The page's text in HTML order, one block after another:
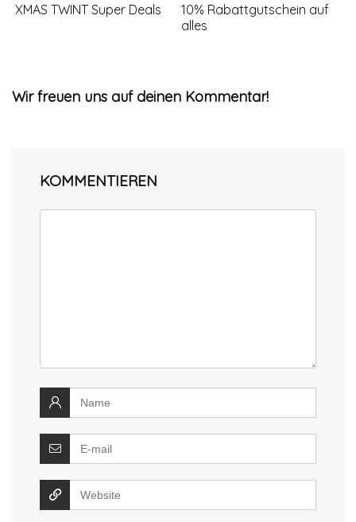
XMAS TWINT Super Deals
10% Rabattgutschein auf
alles
Wir freuen uns auf deinen Kommentar!
KOMMENTIEREN